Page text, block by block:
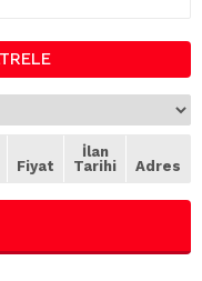
Fiyat
İlan
Tarihi
Adres